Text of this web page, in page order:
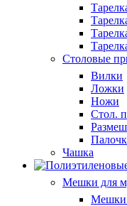
Столовые
Вилки
Ложки
Ножи
Стол.
Чашка
Мешки для
Мешки